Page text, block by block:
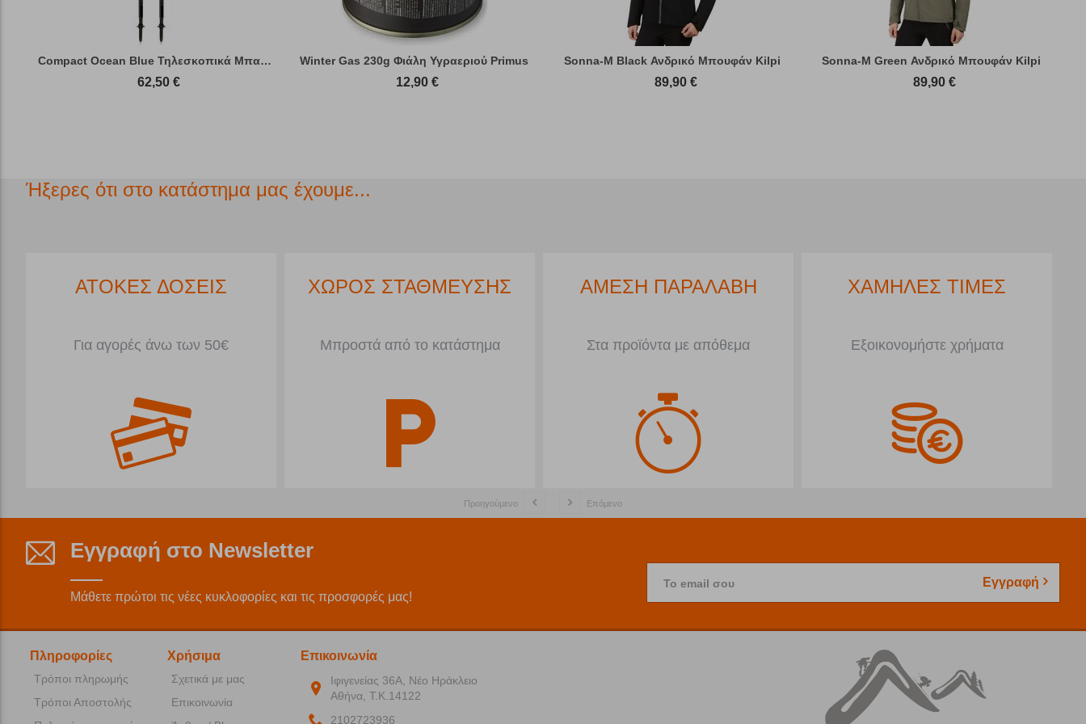
Compact Ocean Blue Τηλεσκοπικά Μπατόν Πεζ...
62,50 €
Winter Gas 230g Φιάλη Υγραεριού Primus
12,90 €
Sonna-M Black Ανδρικό Μπουφάν Kilpi
89,90 €
Sonna-M Green Ανδρικό Μπουφάν Kilpi
89,90 €
Ήξερες ότι στο κατάστημα μας έχουμε...
ΑΤΟΚΕΣ ΔΟΣΕΙΣ
Για αγορές άνω των 50€
ΧΩΡΟΣ ΣΤΑΘΜΕΥΣΗΣ
Μπροστά από το κατάστημα
ΑΜΕΣΗ ΠΑΡΑΛΑΒΗ
Στα προϊόντα με απόθεμα
ΧΑΜΗΛΕΣ ΤΙΜΕΣ
Εξοικονομήστε χρήματα
Προηγούμενο Επόμενο
Εγγραφή στο Newsletter
Μάθετε πρώτοι τις νέες κυκλοφορίες και τις προσφορές μας!
Το email σου Εγγραφή
Πληροφορίες
Τρόποι πληρωμής
Τρόποι Αποστολής
Χρήσιμα
Σχετικά με μας
Επικοινωνία
Επικοινωνία
Ιφιγενείας 36Α, Νέο Ηράκλειο
Αθήνα, Τ.Κ.14122
2102723936